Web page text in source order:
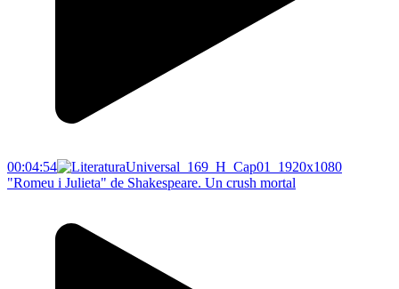
00:04:54
"Romeu i Julieta" de Shakespeare. Un crush mortal